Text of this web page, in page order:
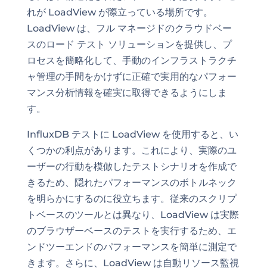
れが LoadView が際立っている場所です。
LoadView は、フル マネージドのクラウドベー
スのロード テスト ソリューションを提供し、プ
ロセスを簡略化して、手動のインフラストラクチ
ャ管理の手間をかけずに正確で実用的なパフォー
マンス分析情報を確実に取得できるようにしま
す。
InfluxDB テストに LoadView を使用すると、い
くつかの利点があります。これにより、実際のユ
ーザーの行動を模倣したテストシナリオを作成で
きるため、隠れたパフォーマンスのボトルネック
を明らかにするのに役立ちます。従来のスクリプ
トベースのツールとは異なり、LoadView は実際
のブラウザーベースのテストを実行するため、エ
ンドツーエンドのパフォーマンスを簡単に測定で
きます。さらに、LoadView は自動リソース監視